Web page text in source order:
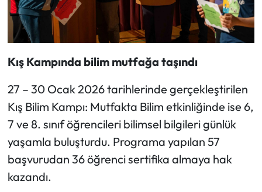
Kış Kampında bilim mutfağa taşındı
27 – 30 Ocak 2026 tarihlerinde gerçekleştirilen
Kış Bilim Kampı: Mutfakta Bilim etkinliğinde ise 6,
7 ve 8. sınıf öğrencileri bilimsel bilgileri günlük
yaşamla buluşturdu. Programa yapılan 57
başvurudan 36 öğrenci sertifika almaya hak
kazandı.